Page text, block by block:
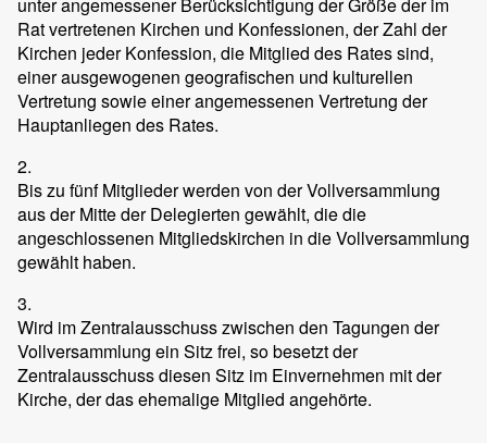
Rat vertretenen Kirchen und Konfessionen, der Zahl der
Kirchen jeder Konfession, die Mitglied des Rates sind,
einer ausgewogenen geografischen und kulturellen
Vertretung sowie einer angemessenen Vertretung der
Hauptanliegen des Rates.
2.
Bis zu fünf Mitglieder werden von der Vollversammlung
aus der Mitte der Delegierten gewählt, die die
angeschlossenen Mitgliedskirchen in die Vollversammlung
gewählt haben.
3.
Wird im Zentralausschuss zwischen den Tagungen der
Vollversammlung ein Sitz frei, so besetzt der
Zentralausschuss diesen Sitz im Einvernehmen mit der
Kirche, der das ehemalige Mitglied angehörte.